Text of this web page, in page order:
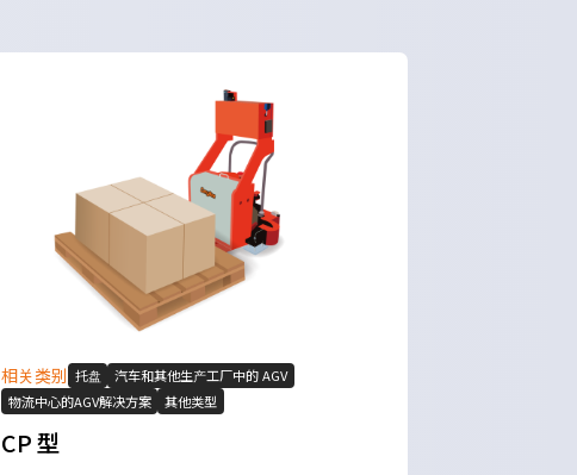
相关类别 托盘
汽车和其他生产工厂中的 AGV
物流中心的AGV解决方案
其他类型
CP 型